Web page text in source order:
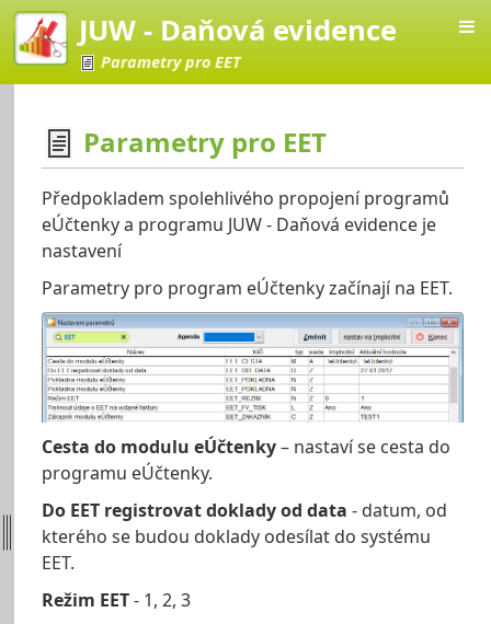
JUW - Daňová evidence
Parametry pro EET
evidence
Parametry pro EET
Předpokladem spolehlivého propojení programů
eÚčtenky a programu JUW - Daňová evidence je
nastavení
Parametry pro program eÚčtenky začínají na EET.
Cesta do modulu eÚčtenky– nastaví se cesta do
programu eÚčtenky.
Do EET registrovat doklady od data - datum, od
kterého se budou doklady odesílat do systému
EET.
Režim EET- 1, 2, 3